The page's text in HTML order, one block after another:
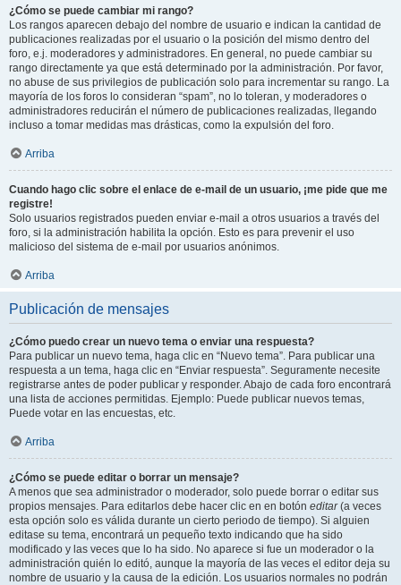
¿Cómo se puede cambiar mi rango?
Los rangos aparecen debajo del nombre de usuario e indican la cantidad de
publicaciones realizadas por el usuario o la posición del mismo dentro del
foro, e.j. moderadores y administradores. En general, no puede cambiar su
rango directamente ya que está determinado por la administración. Por favor,
no abuse de sus privilegios de publicación solo para incrementar su rango. La
mayoría de los foros lo consideran “spam”, no lo toleran, y moderadores o
administradores reducirán el número de publicaciones realizadas, llegando
incluso a tomar medidas mas drásticas, como la expulsión del foro.
Arriba
Cuando hago clic sobre el enlace de e-mail de un usuario, ¡me pide que me
registre!
Solo usuarios registrados pueden enviar e-mail a otros usuarios a través del
foro, si la administración habilita la opción. Esto es para prevenir el uso
malicioso del sistema de e-mail por usuarios anónimos.
Arriba
Publicación de mensajes
¿Cómo puedo crear un nuevo tema o enviar una respuesta?
Para publicar un nuevo tema, haga clic en “Nuevo tema”. Para publicar una
respuesta a un tema, haga clic en “Enviar respuesta”. Seguramente necesite
registrarse antes de poder publicar y responder. Abajo de cada foro encontrará
una lista de acciones permitidas. Ejemplo: Puede publicar nuevos temas,
Puede votar en las encuestas, etc.
Arriba
¿Cómo se puede editar o borrar un mensaje?
A menos que sea administrador o moderador, solo puede borrar o editar sus
propios mensajes. Para editarlos debe hacer clic en en botón editar(a veces
esta opción solo es válida durante un cierto periodo de tiempo). Si alguien
editase su tema, encontrará un pequeño texto indicando que ha sido
modificado y las veces que lo ha sido. No aparece si fue un moderador o la
administración quién lo editó, aunque la mayoría de las veces el editor deja su
nombre de usuario y la causa de la edición. Los usuarios normales no podrán